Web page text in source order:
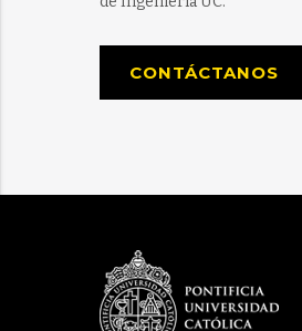
CONTÁCTANOS